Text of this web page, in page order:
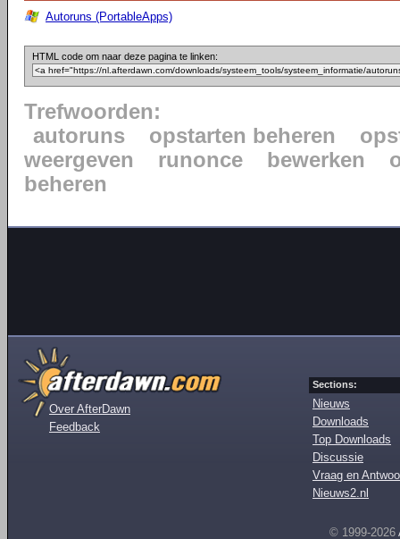
Autoruns (PortableApps)
HTML code om naar deze pagina te linken:
Trefwoorden:
autoruns
opstarten beheren
weergeven
runonce bewerken
beheren
Over AfterDawn
Feedback
Sections:
Nieuws
Downloads
Top Downloads
Discussie
Vraag en
Nieuws2.nl
© 1999-2026